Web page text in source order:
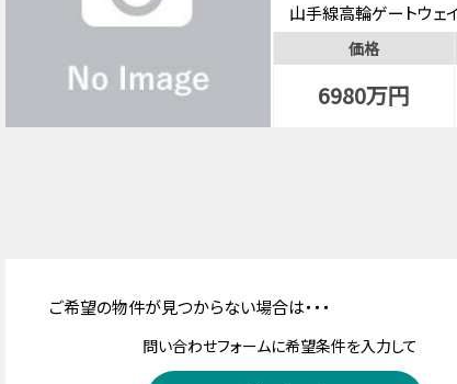
山手線高輪ゲートウェ
都営浅草線泉岳寺駅
価格
6980万円
ご希望の物件が見つからない場合は・・・
問い合わせフォームに希望条件を入力して